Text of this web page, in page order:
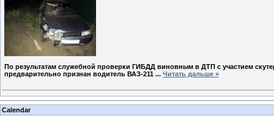
По результатам служебной проверки ГИБДД виновным в ДТП с участием
предварительно признан водитель ВАЗ-211 ... Читать дальше »
Calendar